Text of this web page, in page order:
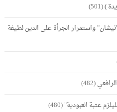
)
(501)
واستمرار الجرأة على الدين لطيفة
(482)
عتبة العبودية"(480)